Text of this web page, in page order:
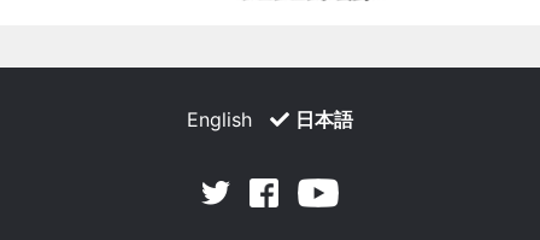
English 日本語
Twitter Facebook